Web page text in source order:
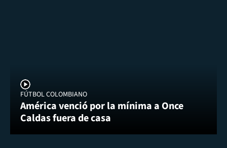
FÚTBOL COLOMBIANO
América venció por la mínima a Once
Caldas fuera de casa